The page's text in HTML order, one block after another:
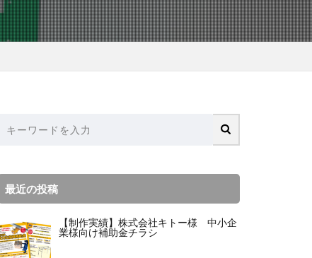
最近の投稿
【制作実績】株式会社キトー様 中小企
業様向け補助金チラシ